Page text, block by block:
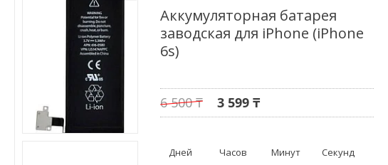
Аккумуляторная батарея
заводская для iPhone (iPhone
6s)
6 500 ₸ 3 599 ₸
Дней Часов Минут Секунд